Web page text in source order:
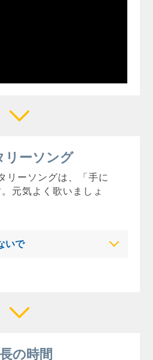
リーソング
リーソングは、「手に
元気よく歌いましょ
いで
の時間